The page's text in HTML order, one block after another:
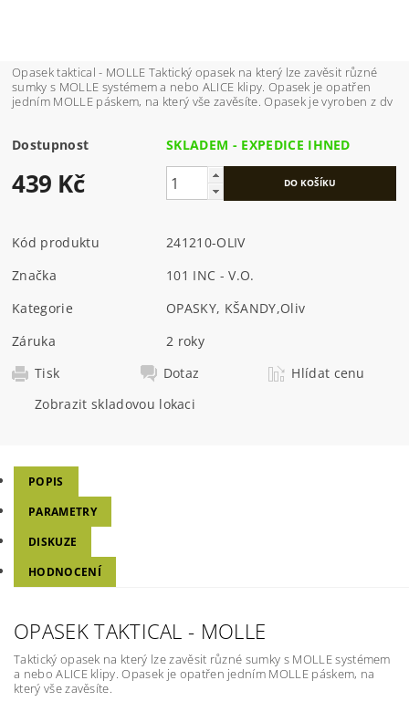
Opasek taktical - MOLLE Taktický opasek na který lze zavěsit různé
sumky s MOLLE systémem a nebo ALICE klipy. Opasek je opatřen
jedním MOLLE páskem, na který vše zavěsíte. Opasek je vyroben z dv
Dostupnost SKLADEM - EXPEDICE IHNED
439 Kč
Kód produktu
241210-OLIV
Značka
101 INC - V.O.
Kategorie
OPASKY, KŠANDY,Oliv
Záruka
2 roky
Tisk
Dotaz
Hlídat cenu
Zobrazit skladovou lokaci
POPIS
PARAMETRY
DISKUZE
HODNOCENÍ
OPASEK TAKTICAL - MOLLE
Taktický opasek na který lze zavěsit různé sumky s MOLLE systémem
a nebo ALICE klipy. Opasek je opatřen jedním MOLLE páskem, na
který vše zavěsíte.